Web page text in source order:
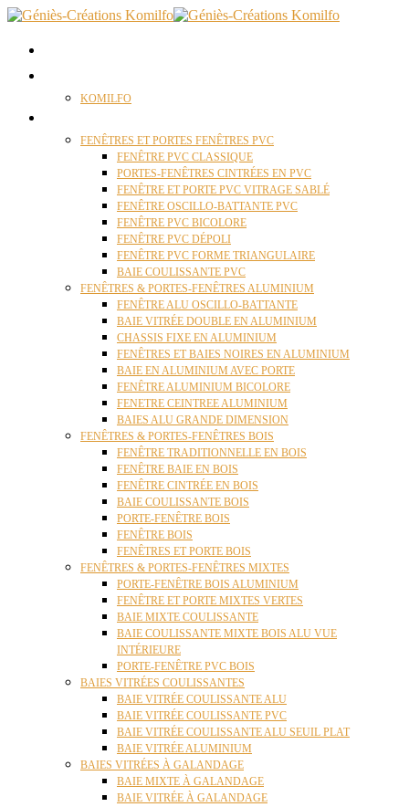
KOMILFO
FENÊTRES ET PORTES FENÊTRES PVC
FENÊTRE PVC CLASSIQUE
PORTES-FENÊTRES CINTRÉES EN PVC
FENÊTRE ET PORTE PVC VITRAGE SABLÉ
FENÊTRE OSCILLO-BATTANTE PVC
FENÊTRE PVC BICOLORE
FENÊTRE PVC DÉPOLI
FENÊTRE PVC FORME TRIANGULAIRE
BAIE COULISSANTE PVC
FENÊTRES & PORTES-FENÊTRES ALUMINIUM
FENÊTRE ALU OSCILLO-BATTANTE
BAIE VITRÉE DOUBLE EN ALUMINIUM
CHASSIS FIXE EN ALUMINIUM
FENÊTRES ET BAIES NOIRES EN ALUMINIUM
BAIE EN ALUMINIUM AVEC PORTE
FENÊTRE ALUMINIUM BICOLORE
FENETRE CEINTREE ALUMINIUM
BAIES ALU GRANDE DIMENSION
FENÊTRES & PORTES-FENÊTRES BOIS
FENÊTRE TRADITIONNELLE EN BOIS
FENÊTRE BAIE EN BOIS
FENÊTRE CINTRÉE EN BOIS
BAIE COULISSANTE BOIS
PORTE-FENÊTRE BOIS
FENÊTRE BOIS
FENÊTRES ET PORTE BOIS
FENÊTRES & PORTES-FENÊTRES MIXTES
PORTE-FENÊTRE BOIS ALUMINIUM
FENÊTRE ET PORTE MIXTES VERTES
BAIE MIXTE COULISSANTE
BAIE COULISSANTE MIXTE BOIS ALU VUE
INTÉRIEURE
PORTE-FENÊTRE PVC BOIS
BAIES VITRÉES COULISSANTES
BAIE VITRÉE COULISSANTE ALU
BAIE VITRÉE COULISSANTE PVC
BAIE VITRÉE COULISSANTE ALU SEUIL PLAT
BAIE VITRÉE ALUMINIUM
BAIES VITRÉES À GALANDAGE
BAIE MIXTE À GALANDAGE
BAIE VITRÉE À GALANDAGE